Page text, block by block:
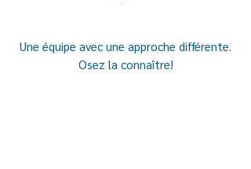
Une équipe avec une approche différente.
Osez la connaître!